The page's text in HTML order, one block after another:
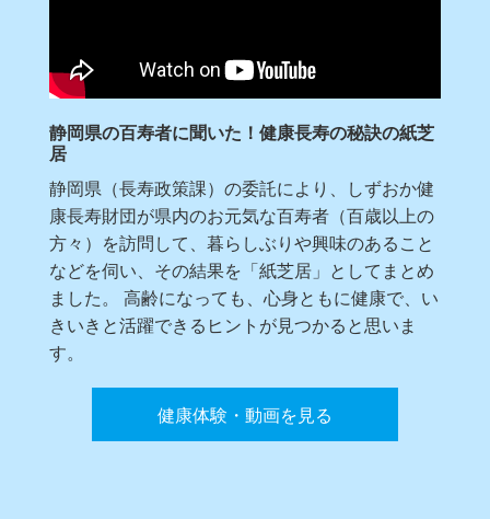
静岡県の百寿者に聞いた！健康長寿の秘訣の紙芝
居
静岡県（長寿政策課）の委託により、しずおか健
康長寿財団が県内のお元気な百寿者（百歳以上の
方々）を訪問して、暮らしぶりや興味のあること
などを伺い、その結果を「紙芝居」としてまとめ
ました。 高齢になっても、心身ともに健康で、い
きいきと活躍できるヒントが見つかると思いま
す。
健康体験・動画を見る